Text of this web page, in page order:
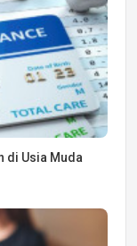
di Usia Muda